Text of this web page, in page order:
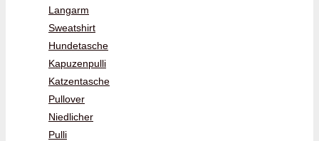
Langarm
Sweatshirt
Hundetasche
Kapuzenpulli
Katzentasche
Pullover
Niedlicher
Pulli